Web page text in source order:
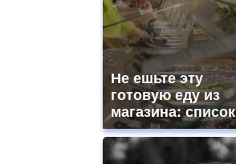
Не ешьте эту
готовую еду из
магазина: список